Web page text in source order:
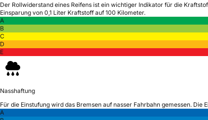
Der Rollwiderstand eines Reifens ist ein wichtiger Indikator für die
Einsparung von 0,1 Liter Kraftstoff auf 100 Kilometer.
A
B
C
D
E
Nasshaftung
Für die Einstufung wird das Bremsen auf nasser Fahrbahn gemessen. Die
A